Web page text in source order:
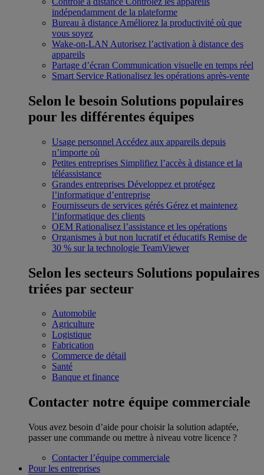
indépendamment de la plateforme
Bureau à distance Améliorez la productivité où que
vous soyez
Wake-on-LAN Autorisez l’activation à distance des
appareils
Partage d’écran Communication visuelle en temps réel
Smart Service Rationalisez les opérations après-vente
Selon le besoin Solutions populaires
pour les différentes équipes
Usage personnel Accédez aux appareils depuis
n’importe où
Petites entreprises Simplifiez l’accès à distance et la
téléassistance
Grandes entreprises Développez et protégez
l’informatique d’entreprise
Fournisseurs de services gérés Gérez et maintenez
l’informatique des clients
OEM Rationalisez l’assistance et les opérations
Organismes à but non lucratif et éducatifs Remise de
30 % sur la technologie TeamViewer
Selon les secteurs Solutions populaires
triées par secteur
Automobile
Agriculture
Logistique
Fabrication
Commerce de détail
Santé
Banque et finance
Contacter notre équipe commerciale
Vous avez besoin d’aide pour choisir la solution adaptée,
passer une commande ou mettre à niveau votre licence ?
Contacter l’équipe commerciale
Pour les entreprises